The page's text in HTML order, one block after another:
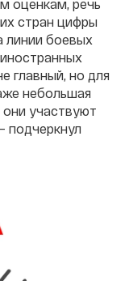
оценкам, речь
стран цифры
линии боевых
главный, но для
небольшая
они участвуют
подчеркнул